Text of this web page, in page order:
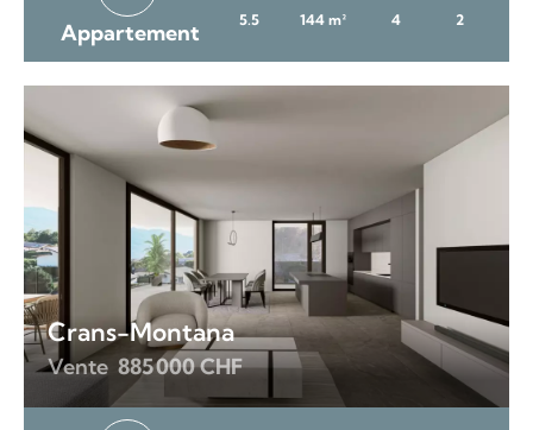
Appartement 5.5 144 m² 4 2
Crans-Montana
Vente 885 000 CHF